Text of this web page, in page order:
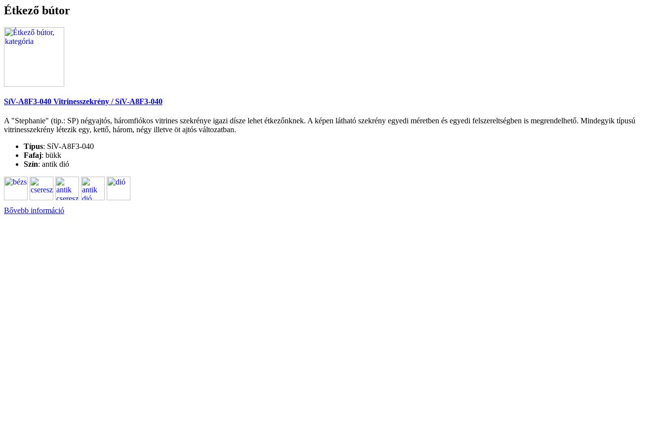
Étkező bútor
SíV-A8F3-040 Vitrinesszekrény / SíV-A8F3-040
A "Stephanie" (tip.: SP) négyajtós, háromfiókos vitrines szekrénye igazi dísze lehet étkezőnknek. A képen látható szekrény egyedi méretben és egyedi felszereltségben is megrendelhető. Mindegyik típusú
vitrinesszekrény létezik egy, kettő, három, négy illetve öt ajtós változatban.
Típus: SíV-A8F3-040
Fafaj: bükk
Szín: antik dió
Bővebb információ